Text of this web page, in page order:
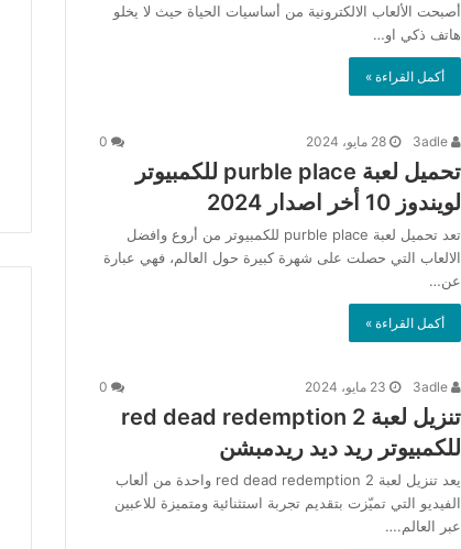
أصبحت الألعاب الالكترونية من أساسيات الحياة حيث لا يخلو
هاتف ذكي او…
أكمل القراءة »
28 مايو، 2024
تحميل لعبة purble place للكمبيوتر
لويندوز 10 أخر اصدار 2024
تعد تحميل لعبة purble place للكمبيوتر من أروع وافضل
الالعاب التي حصلت على شهرة كبيرة حول العالم، فهي عبارة
عن…
أكمل القراءة »
23 مايو، 2024
تنزيل لعبة red dead redemption 2
للكمبيوتر ريد ديد ريدمبشن
يعد تنزيل لعبة red dead redemption 2 واحدة من ألعاب
الفيديو التي تميّزت بتقديم تجربة استثنائية ومتميزة للاعبين
عبر العالم.…